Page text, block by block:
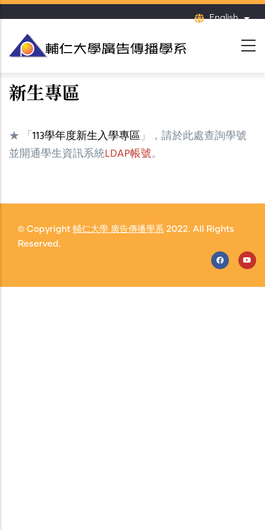
Skip
main
content
English List
新生專區
★ 「113學年度新生入學專區」，請於此處查詢學號
並開通學生資訊系統LDAP帳號。
© Copyright 輔仁大學 廣告傳播學系 2022. All Rights
Reserved.